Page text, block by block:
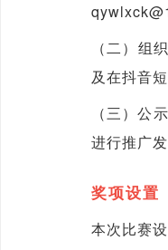
（二）组
及在抖音
（三）公
进行推广发
奖项设置
本次比赛